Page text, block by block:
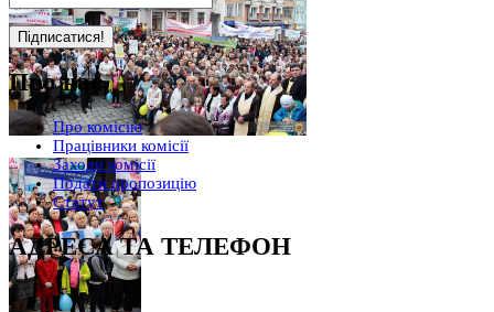
Про нас
Про комісію
Працівники комісії
Заходи комісії
Подати пропозицію
Статут
АДРЕСА ТА ТЕЛЕФОН